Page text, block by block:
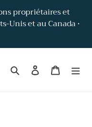
propriétaires et
Unis et au Canada •
Rechercher
Se Panier